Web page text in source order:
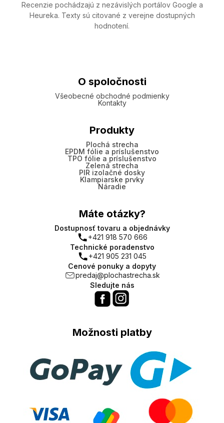
Recenzie pochádzajú z nezávislých portálov Google a
Heureka. Texty sú citované z verejne dostupných
hodnotení.
O spoločnosti
Všeobecné obchodné podmienky
Kontakty
Produkty
Plochá strecha
EPDM fólie a príslušenstvo
TPO fólie a príslušenstvo
Zelená strecha
PIR izolačné dosky
Klampiarske prvky
Náradie
Máte otázky?
Dostupnosť tovaru a objednávky
+421 918 570 666
Technické poradenstvo
+421 905 231 045
Cenové ponuky a dopyty
predaj@plochastrecha.sk
Sledujte nás
Možnosti platby